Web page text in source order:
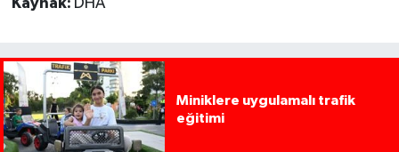
Kaynak: DHA
Miniklere uygulamalı trafik
eğitimi